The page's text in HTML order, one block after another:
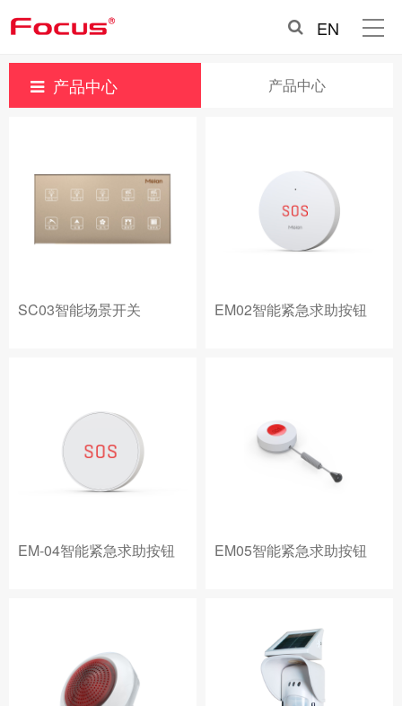
EN
产品中心 产品中心
SC03智能场景开关 EM02智能紧急求助按钮
EM-04智能紧急求助按钮 EM05智能紧急求助按钮